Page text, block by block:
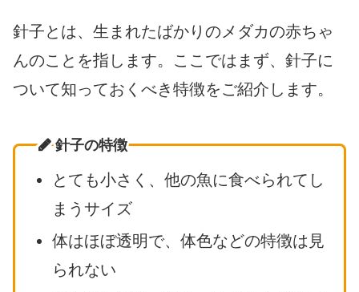
針子とは、生まれたばかりのメダカの赤ちゃ
んのことを指します。ここではまず、針子に
ついて知っておくべき特徴をご紹介します。
針子の特徴
とても小さく、他の魚に食べられてし
まうサイズ
体はほぼ透明で、体色などの特徴は見
られない